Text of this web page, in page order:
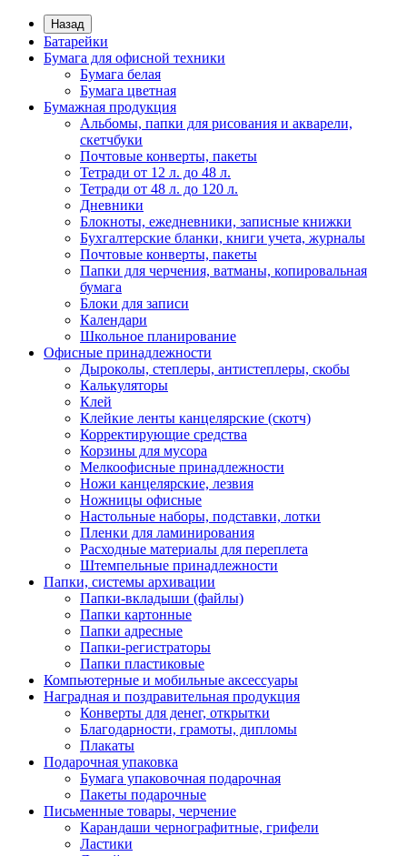
Назад
Батарейки
Бумага для офисной техники
Бумага белая
Бумага цветная
Бумажная продукция
Альбомы, папки для рисования и акварели,
скетчбуки
Почтовые конверты, пакеты
Тетради от 12 л. до 48 л.
Тетради от 48 л. до 120 л.
Дневники
Блокноты, ежедневники, записные книжки
Бухгалтерские бланки, книги учета, журналы
Почтовые конверты, пакеты
Папки для черчения, ватманы, копировальная
бумага
Блоки для записи
Календари
Школьное планирование
Офисные принадлежности
Дыроколы, степлеры, антистеплеры, скобы
Калькуляторы
Клей
Клейкие ленты канцелярские (скотч)
Корректирующие средства
Корзины для мусора
Мелкоофисные принадлежности
Ножи канцелярские, лезвия
Ножницы офисные
Настольные наборы, подставки, лотки
Пленки для ламинирования
Расходные материалы для переплета
Штемпельные принадлежности
Папки, системы архивации
Папки-вкладыши (файлы)
Папки картонные
Папки адресные
Папки-регистраторы
Папки пластиковые
Компьютерные и мобильные аксессуары
Наградная и поздравительная продукция
Конверты для денег, открытки
Благодарности, грамоты, дипломы
Плакаты
Подарочная упаковка
Бумага упаковочная подарочная
Пакеты подарочные
Письменные товары, черчение
Карандаши чернографитные, грифели
Ластики